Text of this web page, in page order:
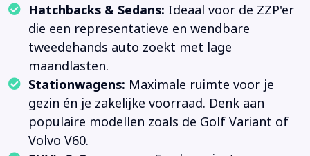
Hatchbacks & Sedans: Ideaal voor de ZZP'er
die een representatieve en wendbare
tweedehands auto zoekt met lage
maandlasten.
Stationwagens: Maximale ruimte voor je
gezin én je zakelijke voorraad. Denk aan
populaire modellen zoals de Golf Variant of
Volvo V60.